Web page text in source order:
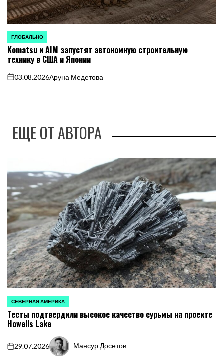
ОПУБЛИКОВАНО
В
ГЛОБАЛЬНО
Komatsu и AIM запустят автономную строительную
технику в США и Японии
on
03.08.2026Аруна Медетова
ЕЩЕ ОТ АВТОРА
ОПУБЛИКОВАНО
В
СЕВЕРНАЯ АМЕРИКА
Тесты подтвердили высокое качество сурьмы на проекте
Howells Lake
on
29.07.2026
Запись
Мансур Досетов